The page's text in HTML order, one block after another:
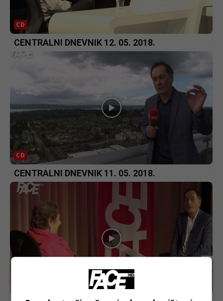
CD
CENTRALNI DNEVNIK 12. 05. 2018.
CD
CENTRALNI DNEVNIK 11. 05. 2018.